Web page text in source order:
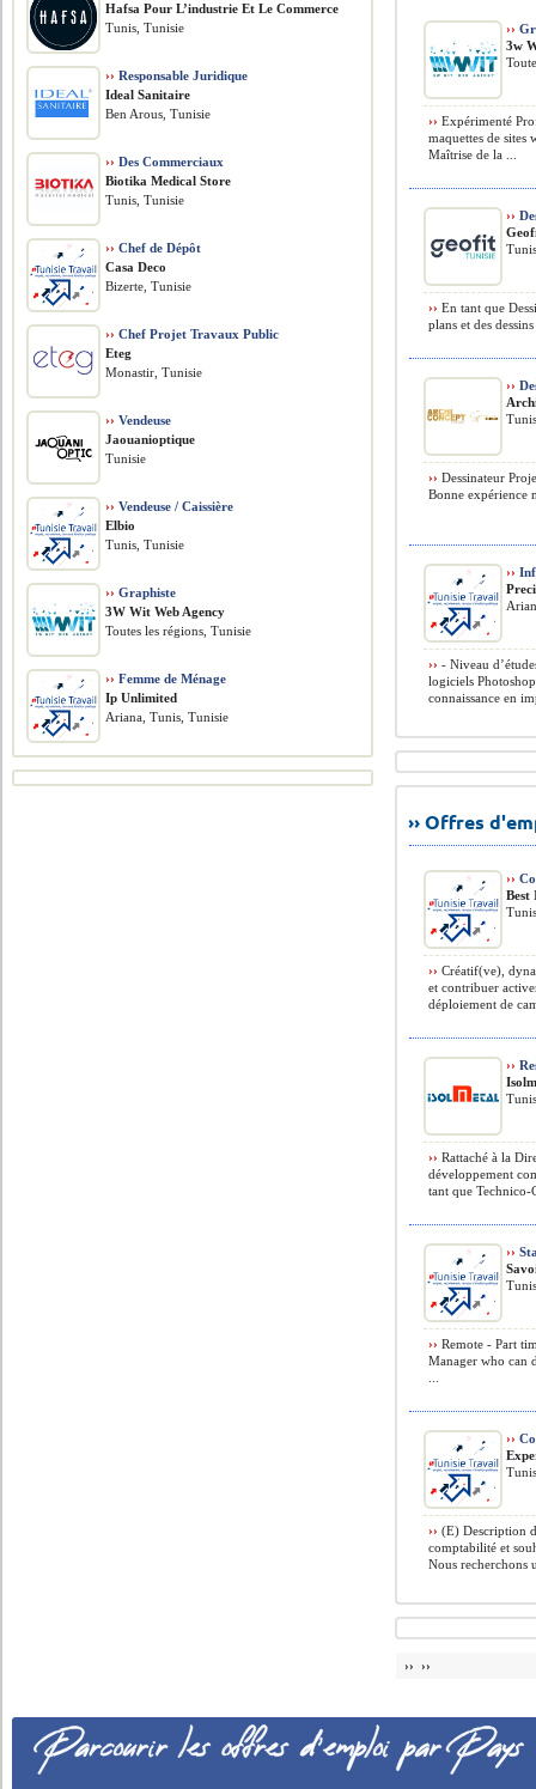
››
3w
›› Expérimenté
maquettes de
Maîtrise de la ...
››
›› En tant que
plans et des
››
›› Dessinateur
Bonne expérience
››
›› - Niveau
logiciels
connaissance en
›› Offres
››
Best
›› Créatif(ve),
et contribuer
déploiement de
››
›› Rattaché à la
développement
tant que Technico-
››
›› Remote - Part
Manager who can
››
›› (E) Description
comptabilité et
Nous recherchons
›› ››
Hafsa Pour L’industrie Et Le Commerce
Tunis, Tunisie
›› Responsable Juridique
Ideal Sanitaire
Ben Arous, Tunisie
›› Des Commerciaux
Biotika Medical Store
Tunis, Tunisie
›› Chef de Dépôt
Casa Deco
Bizerte, Tunisie
›› Chef Projet Travaux Public
Eteg
Monastir, Tunisie
›› Vendeuse
Jaouanioptique
Tunisie
›› Vendeuse / Caissière
Elbio
Tunis, Tunisie
›› Graphiste
3W Wit Web Agency
Toutes les régions, Tunisie
›› Femme de Ménage
Ip Unlimited
Ariana, Tunis, Tunisie